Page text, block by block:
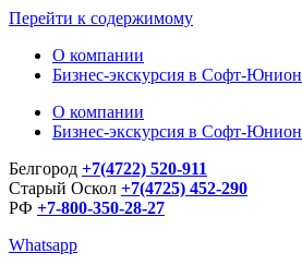
Перейти к содержимому
О компании
Бизнес-экскурсия в Софт-Юнион
О компании
Бизнес-экскурсия в Софт-Юнион
Белгород +7(4722) 520-911
Старый Оскол +7(4725) 452-290
РФ +7-800-350-28-27
Whatsapp